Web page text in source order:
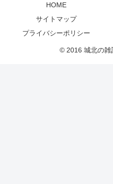
HOME
サイトマップ
プライバシーポリシー
© 2016 城北の雑